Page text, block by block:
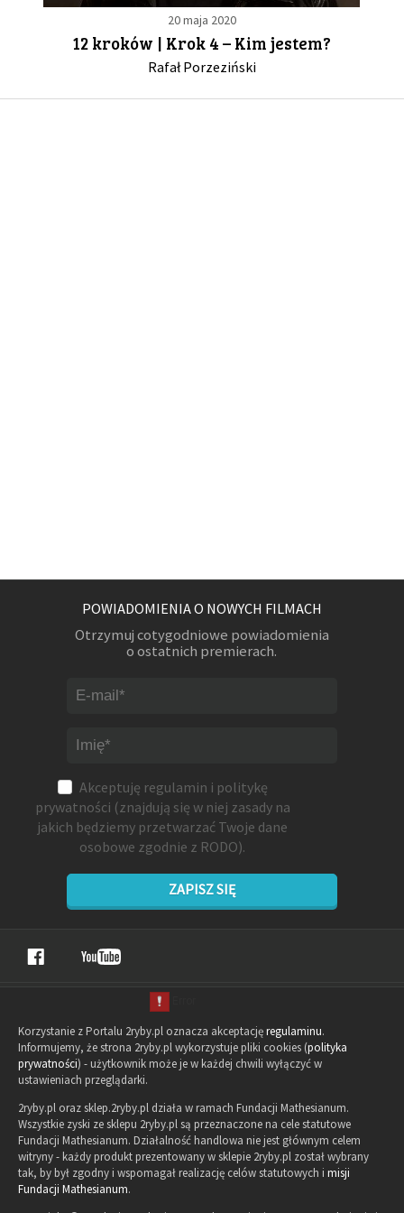
GALERIA
DRUŻYNA
20 maja 2020
12 kroków | Krok 4 – Kim jestem?
Rafał Porzeziński
POWIADOMIENIA O NOWYCH FILMACH
Otrzymuj cotygodniowe powiadomienia
o ostatnich premierach.
Akceptuję regulamin i politykę
prywatności (znajdują się w niej zasady na
jakich będziemy przetwarzać Twoje dane
osobowe zgodnie z RODO).
ZAPISZ SIĘ
Korzystanie z Portalu 2ryby.pl oznacza akceptacjęregulaminu.
Informujemy, że strona 2ryby.pl wykorzystuje pliki cookies (polityka
prywatności) - użytkownik może je w każdej chwili wyłączyć w
ustawieniach przeglądarki.
2ryby.pl oraz sklep.2ryby.pl działa w ramach Fundacji Mathesianum.
Wszystkie zyski ze sklepu 2ryby.pl są przeznaczone na cele statutowe
Fundacji Mathesianum. Działalność handlowa nie jest głównym celem
witryny - każdy produkt prezentowany w sklepie 2ryby.pl został wybrany
tak, by był zgodny i wspomagał realizację celów statutowych i misji
Fundacji Mathesianum.